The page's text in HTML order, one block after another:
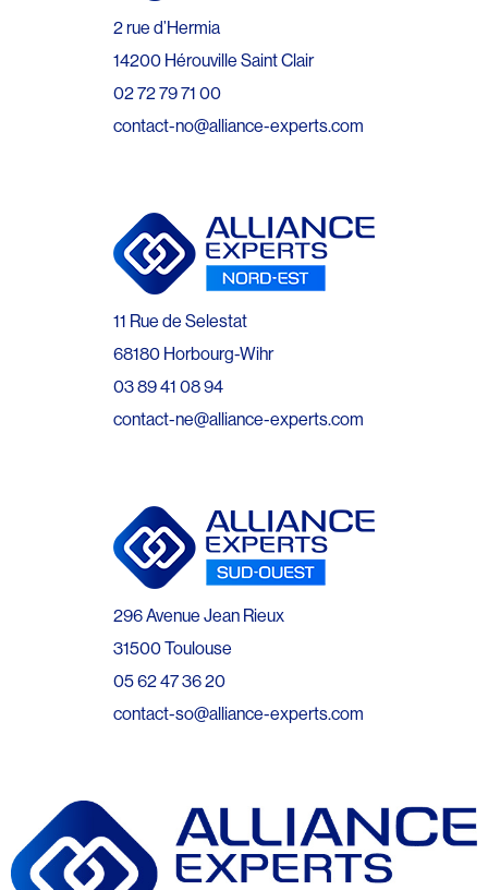
2 rue d’Hermia
14200 Hérouville Saint Clair
02 72 79 71 00
contact-no@alliance-experts.com
11 Rue de Selestat
68180 Horbourg-Wihr
03 89 41 08 94
contact-ne@alliance-experts.com
296 Avenue Jean Rieux
31500 Toulouse
05 62 47 36 20
contact-so@alliance-experts.com